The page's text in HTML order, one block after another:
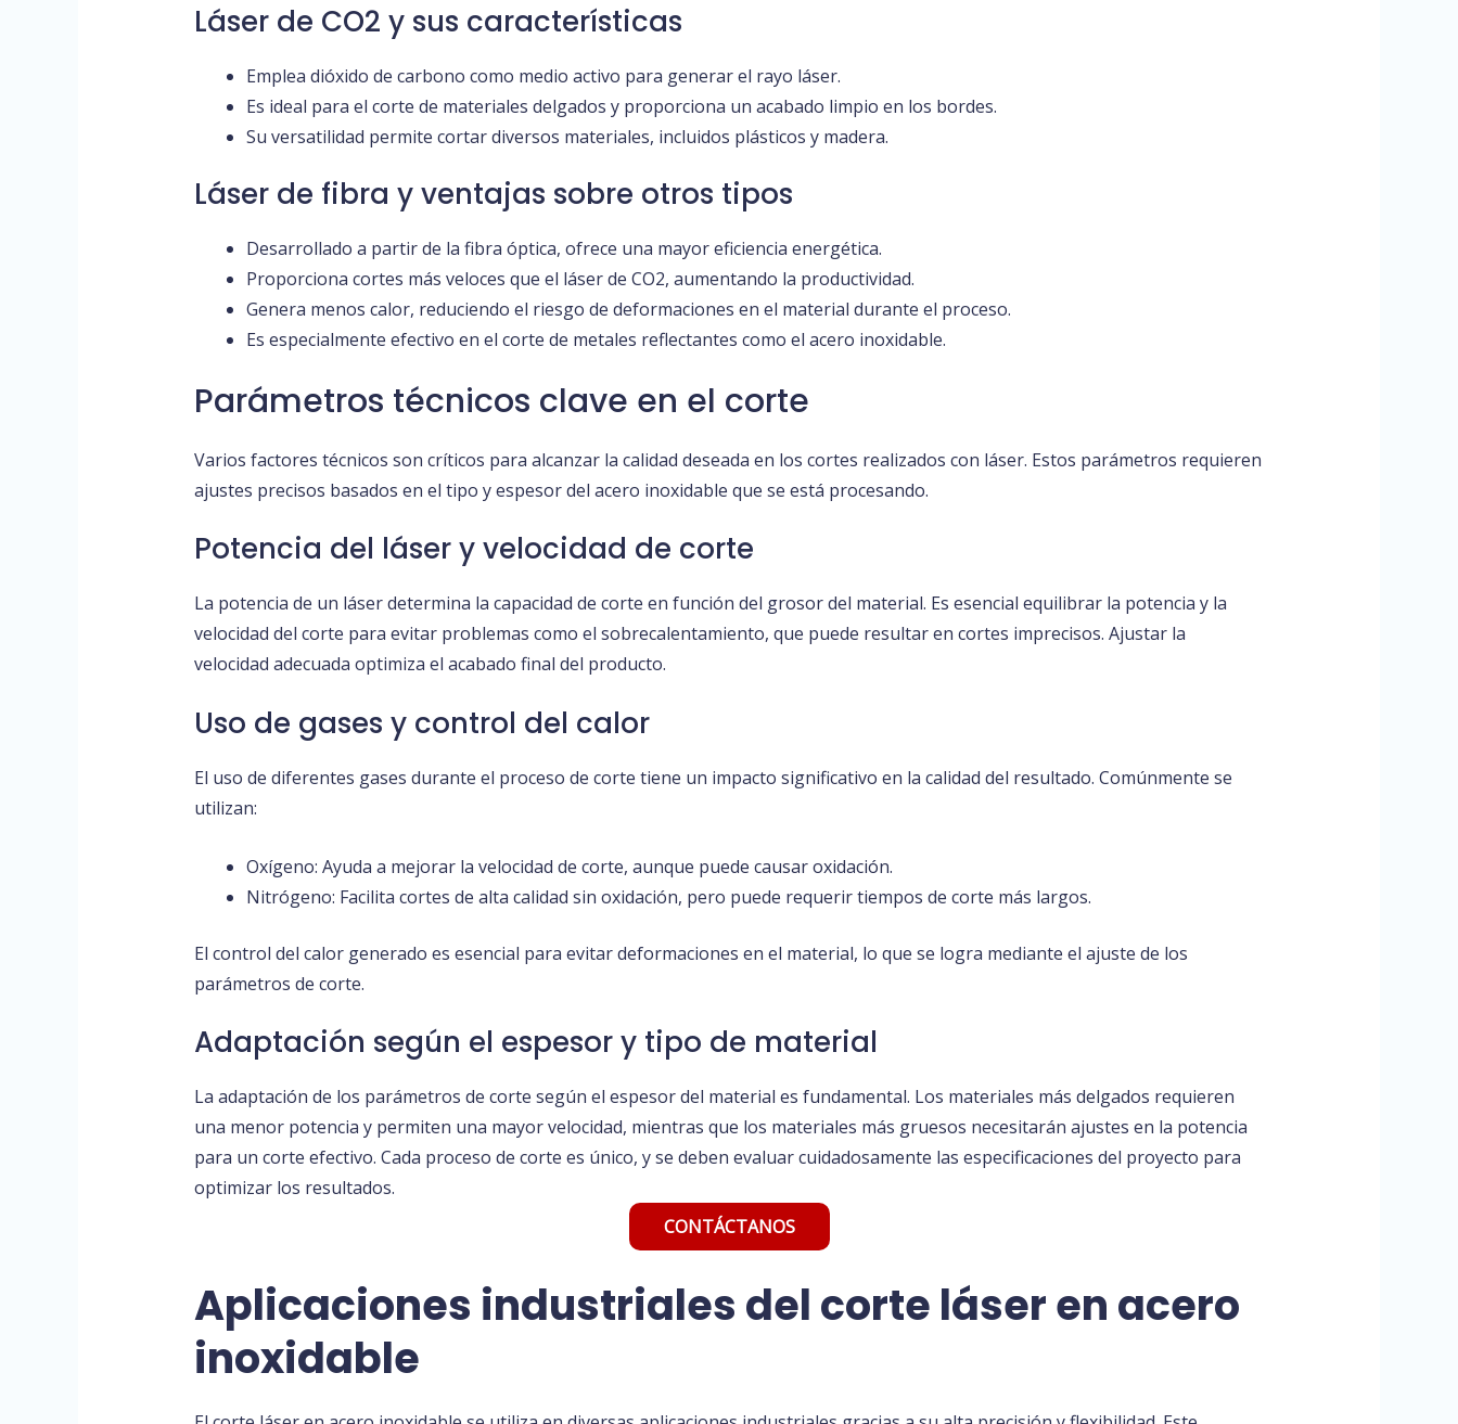
Láser de CO2 y sus características
Emplea dióxido de carbono como medio activo para generar el rayo láser.
Es ideal para el corte de materiales delgados y proporciona un acabado limpio en los bordes.
Su versatilidad permite cortar diversos materiales, incluidos plásticos y madera.
Láser de fibra y ventajas sobre otros tipos
Desarrollado a partir de la fibra óptica, ofrece una mayor eficiencia energética.
Proporciona cortes más veloces que el láser de CO2, aumentando la productividad.
Genera menos calor, reduciendo el riesgo de deformaciones en el material durante el proceso.
Es especialmente efectivo en el corte de metales reflectantes como el acero inoxidable.
Parámetros técnicos clave en el corte
Varios factores técnicos son críticos para alcanzar la calidad deseada en los cortes realizados con láser. Estos parámetros requieren
ajustes precisos basados en el tipo y espesor del acero inoxidable que se está procesando.
Potencia del láser y velocidad de corte
La potencia de un láser determina la capacidad de corte en función del grosor del material. Es esencial equilibrar la potencia y la
velocidad del corte para evitar problemas como el sobrecalentamiento, que puede resultar en cortes imprecisos. Ajustar la
velocidad adecuada optimiza el acabado final del producto.
Uso de gases y control del calor
El uso de diferentes gases durante el proceso de corte tiene un impacto significativo en la calidad del resultado. Comúnmente se
utilizan:
Oxígeno: Ayuda a mejorar la velocidad de corte, aunque puede causar oxidación.
Nitrógeno: Facilita cortes de alta calidad sin oxidación, pero puede requerir tiempos de corte más largos.
El control del calor generado es esencial para evitar deformaciones en el material, lo que se logra mediante el ajuste de los
parámetros de corte.
Adaptación según el espesor y tipo de material
La adaptación de los parámetros de corte según el espesor del material es fundamental. Los materiales más delgados requieren
una menor potencia y permiten una mayor velocidad, mientras que los materiales más gruesos necesitarán ajustes en la potencia
para un corte efectivo. Cada proceso de corte es único, y se deben evaluar cuidadosamente las especificaciones del proyecto para
optimizar los resultados.
CONTÁCTANOS
Aplicaciones industriales del corte láser en acero
inoxidable